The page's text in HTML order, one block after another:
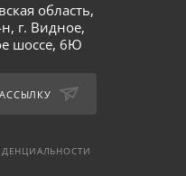
область,
г. Видное,
шоссе, 6Ю